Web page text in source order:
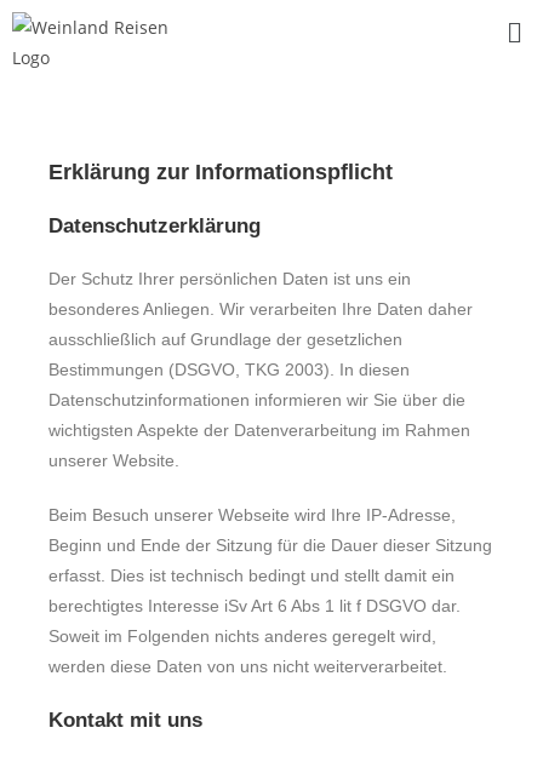
Erklärung zur Informationspflicht
Datenschutzerklärung
Der Schutz Ihrer persönlichen Daten ist uns ein
besonderes Anliegen. Wir verarbeiten Ihre Daten daher
ausschließlich auf Grundlage der gesetzlichen
Bestimmungen (DSGVO, TKG 2003). In diesen
Datenschutzinformationen informieren wir Sie über die
wichtigsten Aspekte der Datenverarbeitung im Rahmen
unserer Website.
Beim Besuch unserer Webseite wird Ihre IP-Adresse,
Beginn und Ende der Sitzung für die Dauer dieser Sitzung
erfasst. Dies ist technisch bedingt und stellt damit ein
berechtigtes Interesse iSv Art 6 Abs 1 lit f DSGVO dar.
Soweit im Folgenden nichts anderes geregelt wird,
werden diese Daten von uns nicht weiterverarbeitet.
Kontakt mit uns